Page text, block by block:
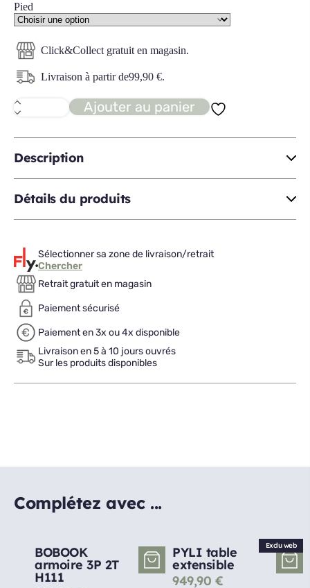
Pied
Click&Collect gratuit en magasin.
Livraison à partir de99,90 €.
quantité
de
canapé
3
places
CV
Ajouter au panier
Description
Détails du produits
Sélectionner sa zone de livraison/retrait
Chercher
Retrait gratuit en magasin
Paiement sécurisé
Paiement en 3x ou 4x disponible
Livraison en 5 à 10 jours ouvrés
Sur les produits disponibles
Complétez avec ...
BOBOOK
armoire 3P 2T
H111
Exclu web
PYLI table
extensible
949,90 €